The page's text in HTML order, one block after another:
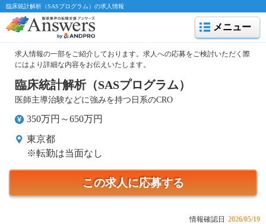
臨床統計解析（SASプログラム）の求人情報
メニュー
求人情報の一部をご紹介しております。求人への応募をご検討いただく際
にはより詳細な内容をお伝えいたします。
臨床統計解析（SASプログラム）
医師主導治験などに強みを持つ日系のCRO
350万円～650万円
東京都
※転勤は当面なし
この求人に応募する
情報確認日 2026/05/19